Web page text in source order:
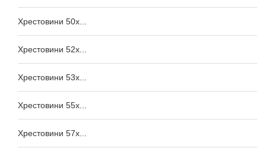
Хрестовини 50x...
Хрестовини 52x...
Хрестовини 53x...
Хрестовини 55x...
Хрестовини 57x...